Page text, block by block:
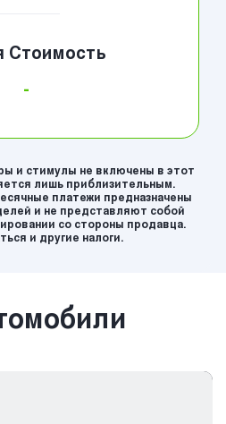
Стоимость
-
и стимулы не включены в этот
лишь приблизительным.
платежи предназначены
и не представляют собой
со стороны продавца.
и другие налоги.